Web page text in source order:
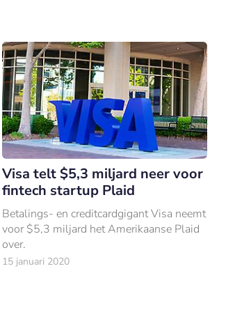
Visa telt $5,3 miljard neer voor
fintech startup Plaid
Betalings- en creditcardgigant Visa neemt
voor $5,3 miljard het Amerikaanse Plaid
over.
15 januari 2020